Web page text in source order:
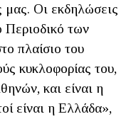
μας. Οι εκδηλώσεις
Περιοδικό των
πλαίσιο του
κυκλοφορίας του,
και είναι η
είναι η Ελλάδα»,